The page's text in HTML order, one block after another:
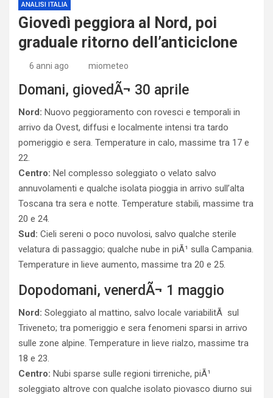
ANALISI ITALIA
Giovedì peggiora al Nord, poi
graduale ritorno dell’anticiclone
6 anni ago miometeo
Domani, giovedÃ¬ 30 aprile
Nord: Nuovo peggioramento con rovesci e temporali in
arrivo da Ovest, diffusi e localmente intensi tra tardo
pomeriggio e sera. Temperature in calo, massime tra 17 e
22.
Centro: Nel complesso soleggiato o velato salvo
annuvolamenti e qualche isolata pioggia in arrivo sull’alta
Toscana tra sera e notte. Temperature stabili, massime tra
20 e 24.
Sud: Cieli sereni o poco nuvolosi, salvo qualche sterile
velatura di passaggio; qualche nube in piÃ¹ sulla Campania.
Temperature in lieve aumento, massime tra 20 e 25.
Dopodomani, venerdÃ¬ 1 maggio
Nord: Soleggiato al mattino, salvo locale variabilitÃ sul
Triveneto; tra pomeriggio e sera fenomeni sparsi in arrivo
sulle zone alpine. Temperature in lieve rialzo, massime tra
18 e 23.
Centro: Nubi sparse sulle regioni tirreniche, piÃ¹
soleggiato altrove con qualche isolato piovasco diurno sui